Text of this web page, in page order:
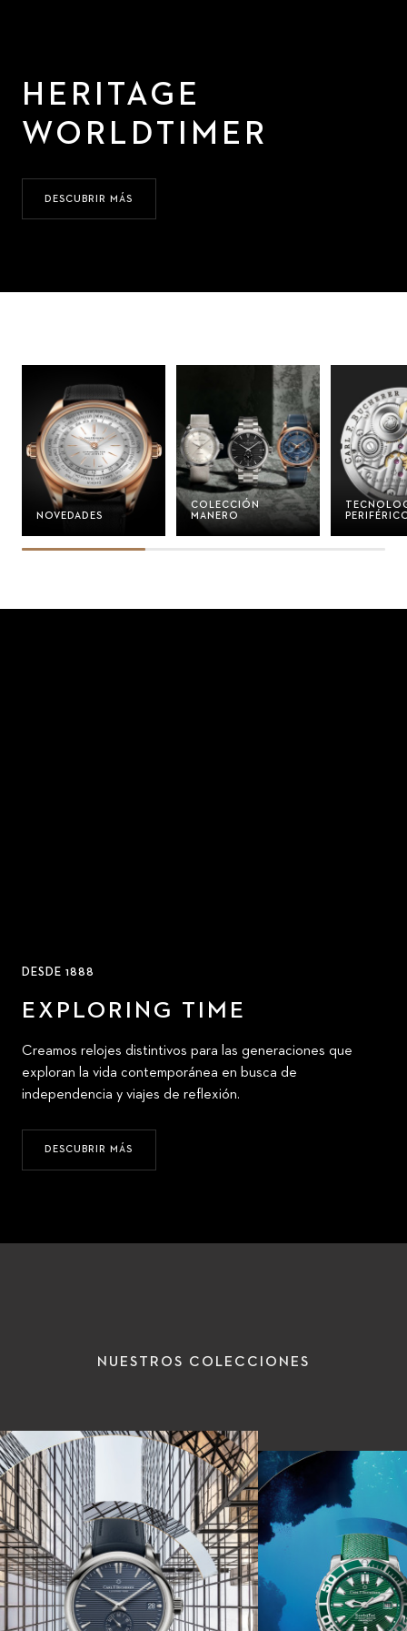
HERITAGE
WORLDTIMER
DESCUBRIR MÁS
NOVEDADES
COLECCIÓN
MANERO
DESDE 1888
EXPLORING TIME
Creamos relojes distintivos para las generaciones que
exploran la vida contemporánea en busca de
independencia y viajes de reflexión.
DESCUBRIR MÁS
NUESTROS COLECCIONES